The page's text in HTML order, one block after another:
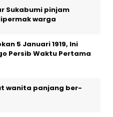
Sukabumi pinjam
warga
5 Januari 1919, Ini
Persib Waktu Pertama
wanita panjang ber-